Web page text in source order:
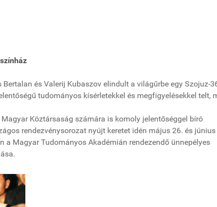
és Valerij Kubaszov elindult a világűrbe egy Szojuz-
tudományos kísérletekkel és megfigyelésekkel telt,
Köztársaság számára is komoly jelentőséggel bíró
rendezvénysorozat nyújt keretet idén május 26. és június
a Magyar Tudományos Akadémián rendezendő ünnepélyes